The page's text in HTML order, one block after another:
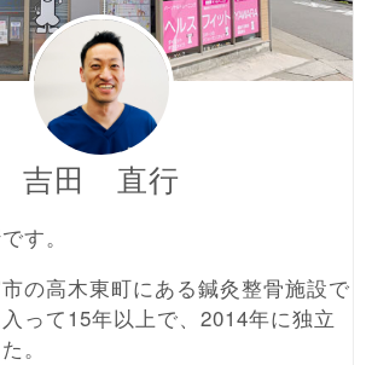
吉田 直行
す。
の高木東町にある鍼灸整骨施設で
って15年以上で、2014年に独立
。